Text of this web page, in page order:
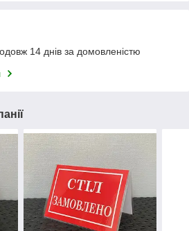
14 днів за домовленістю